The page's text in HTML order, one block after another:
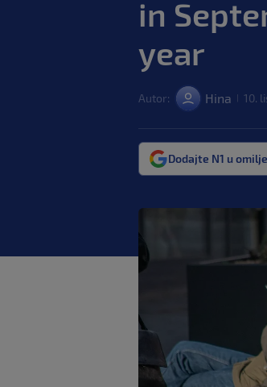
in
year
Autor: Hina 10.
Dodajte N1 u